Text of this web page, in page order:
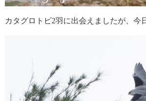
カタグロトビ2羽に出会えましたが、今